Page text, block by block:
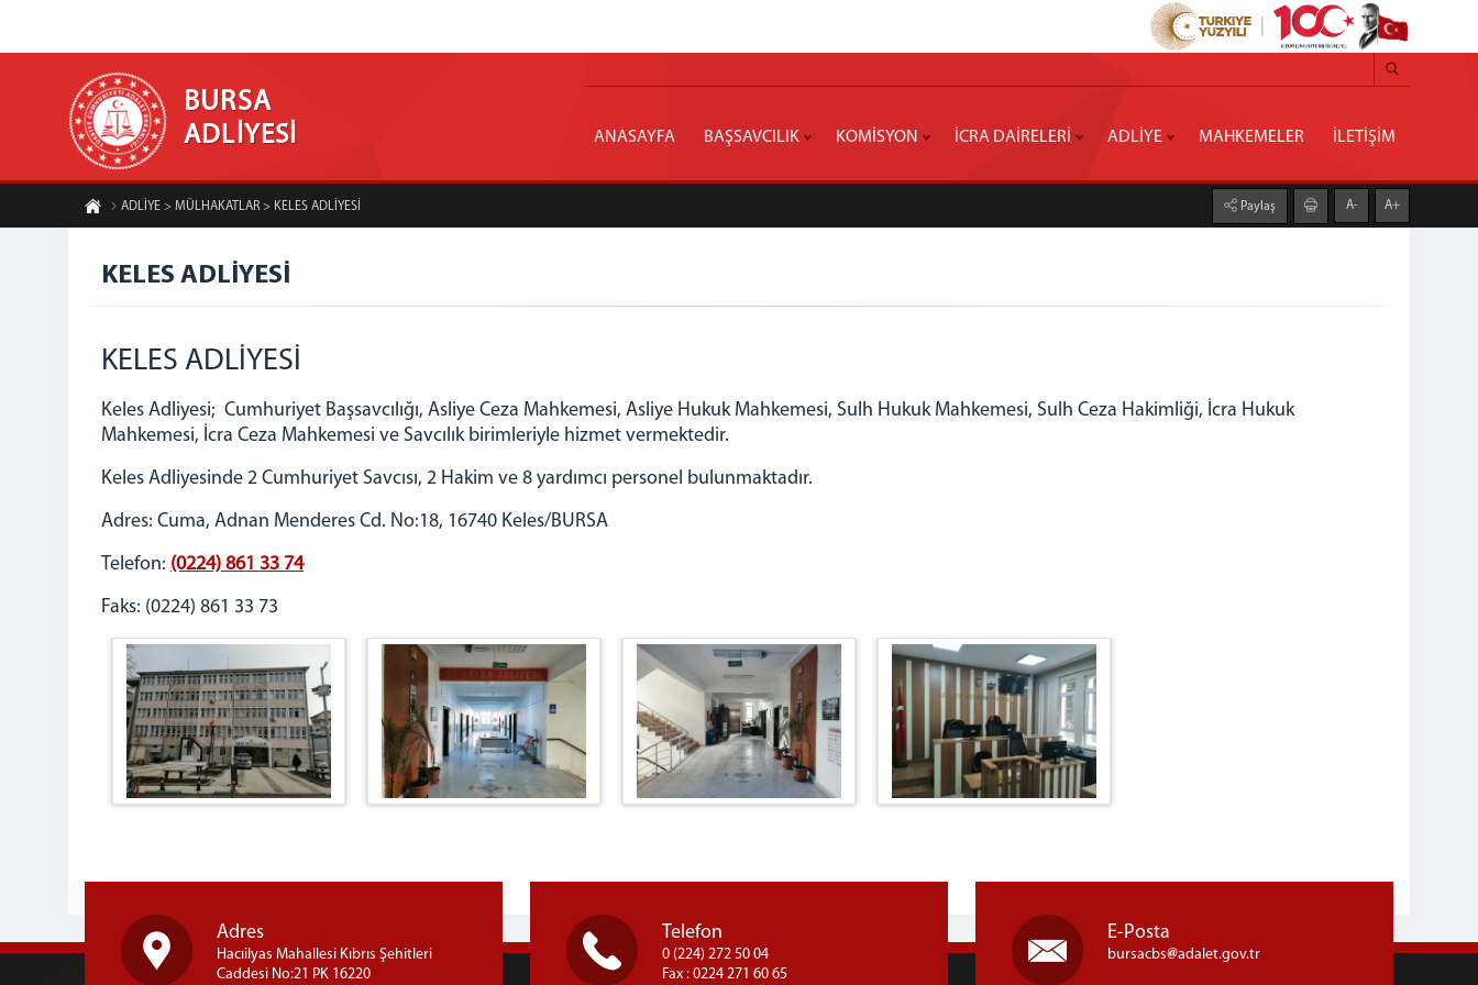
BURSA
ADLİYESİ ANASAYFA BAŞSAVCILIK KOMİSYON İCRA DAİRELERİ ADLİYE MAHKEMELER İLETİŞİM
ADLİYE > MÜLHAKATLAR > KELES ADLİYESİ Paylaş A- A+
KELES ADLİYESİ
KELES ADLİYESİ
Keles Adliyesi; Cumhuriyet Başsavcılığı, Asliye Ceza Mahkemesi, Asliye Hukuk Mahkemesi, Sulh Hukuk Mahkemesi, Sulh Ceza Hakimliği, İcra Hukuk
Mahkemesi, İcra Ceza Mahkemesi ve Savcılık birimleriyle hizmet vermektedir.
Keles Adliyesinde 2 Cumhuriyet Savcısı, 2 Hakim ve 8 yardımcı personel bulunmaktadır.
Adres: Cuma, Adnan Menderes Cd. No:18, 16740 Keles/BURSA
Telefon: (0224) 861 33 74
Faks: (0224) 861 33 73
Adres
Hacıilyas Mahallesi Kıbrıs Şehitleri
Caddesi No:21 PK 16220
Telefon
0 (224) 272 50 04
Fax : 0224 271 60 65
E-Posta
bursacbs adalet.gov.tr